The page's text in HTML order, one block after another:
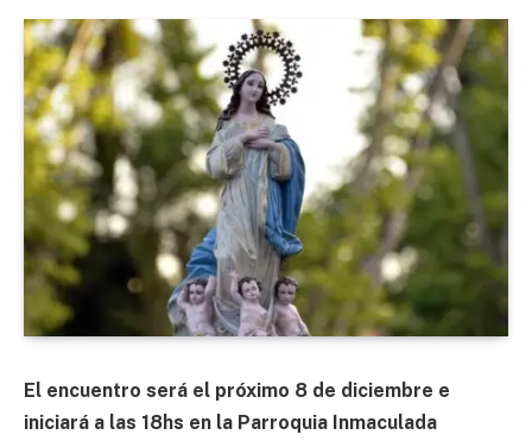
El encuentro será el próximo 8 de diciembre e
iniciará a las 18hs en la Parroquia Inmaculada